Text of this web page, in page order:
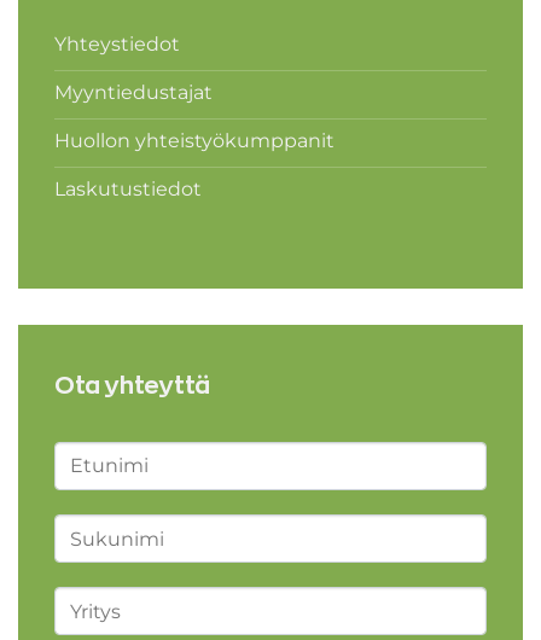
Yhteystiedot
Myyntiedustajat
Huollon yhteistyökumppanit
Laskutustiedot
Ota yhteyttä